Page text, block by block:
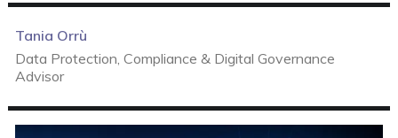
Tania Orrù
Data Protection, Compliance & Digital Governance
Advisor